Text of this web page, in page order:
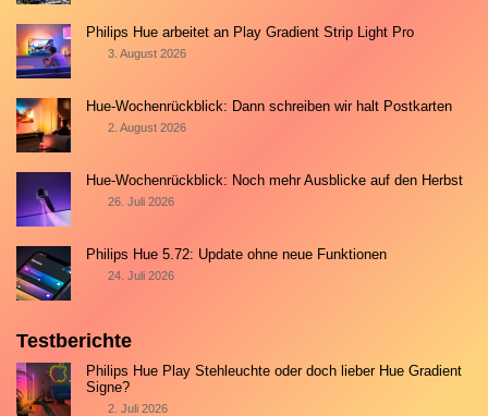
Philips Hue arbeitet an Play Gradient Strip Light Pro
3. August 2026
Hue-Wochenrückblick: Dann schreiben wir halt Postkarten
2. August 2026
Hue-Wochenrückblick: Noch mehr Ausblicke auf den Herbst
26. Juli 2026
Philips Hue 5.72: Update ohne neue Funktionen
24. Juli 2026
Testberichte
Philips Hue Play Stehleuchte oder doch lieber Hue Gradient
Signe?
2. Juli 2026